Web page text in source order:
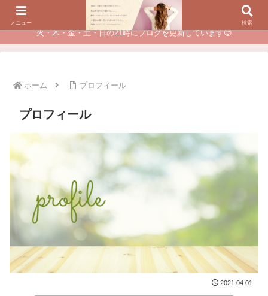
夫に不倫されたつらい経験が、あなたのチャンスに変わるカウンセリング
火・木・金・土・日の21時にブログを更新しています😊
ホーム プロフィール
プロフィール
2021.04.01
メニュー 検索